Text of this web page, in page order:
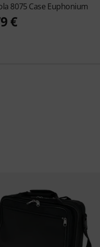
8075 Case Euphonium
€